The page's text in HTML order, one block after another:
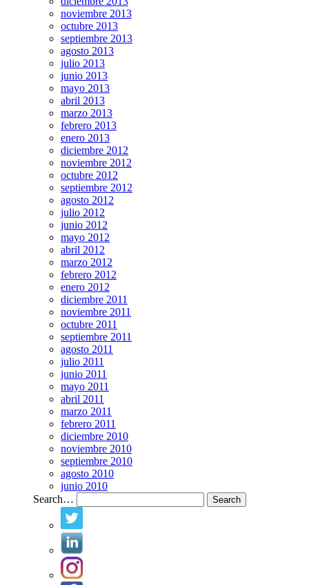
noviembre 2013
octubre 2013
septiembre 2013
agosto 2013
julio 2013
junio 2013
mayo 2013
abril 2013
marzo 2013
febrero 2013
enero 2013
diciembre 2012
noviembre 2012
octubre 2012
septiembre 2012
agosto 2012
julio 2012
junio 2012
mayo 2012
abril 2012
marzo 2012
febrero 2012
enero 2012
diciembre 2011
noviembre 2011
octubre 2011
septiembre 2011
agosto 2011
julio 2011
junio 2011
mayo 2011
abril 2011
marzo 2011
febrero 2011
diciembre 2010
noviembre 2010
septiembre 2010
agosto 2010
junio 2010
Search…